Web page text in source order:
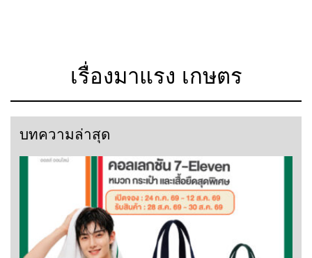
เรื่องมาแรง เกษตร
บทความล่าสุด